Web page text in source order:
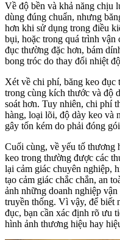
Về độ bền và khả năng chịu
dùng đúng chuẩn, nhưng
hơn khi sử dụng trong điều
bụi, hoặc trong quá trình
đục thường đặc hơn, bám
bong tróc do thay đổi nhiệt
Xét về chi phí, băng keo đục
trong cùng kích thước và độ
soát hơn. Tuy nhiên, chi phí
hàng, loại lõi, độ dày keo và
gây tốn kém do phải đóng
Cuối cùng, về yếu tố thương
keo trong thường được các
lại cảm giác chuyên nghiệp,
tạo cảm giác chắc chắn, an
ảnh những doanh nghiệp
truyền thống. Vì vậy, để biết
đục, bạn cần xác định rõ ưu
hình ảnh thương hiệu hay